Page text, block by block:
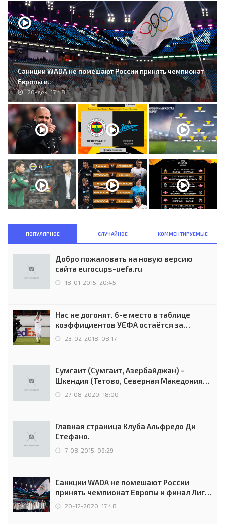
Санкции WADA не помешают России принять чемпионат
Европы и..
20-дек, 17:48
ПОПУЛЯРНОЕ СЛУЧАЙНОЕ КОММЕНТИРУЕМЫЕ
Добро пожаловать на новую версию
сайта eurocups-uefa.ru
18-01-2015, 20:45
Нас не догонят. 6-е место в таблице
коэффициентов УЕФА остаётся за
Россией
23-02-2018, 08:17
Сумгаит (Сумгаит, Азербайджан) -
Шкендия (Тетово, Северная Македония) -
0:2 (0:0)
27-08-2020, 18:00
Главная страница Клуба Альфредо Ди
Стефано.
7-08-2015, 09:29
Санкции WADA не помешают России
принять чемпионат Европы и финал Лиги
чемпионов.
20-12-2020, 17:48